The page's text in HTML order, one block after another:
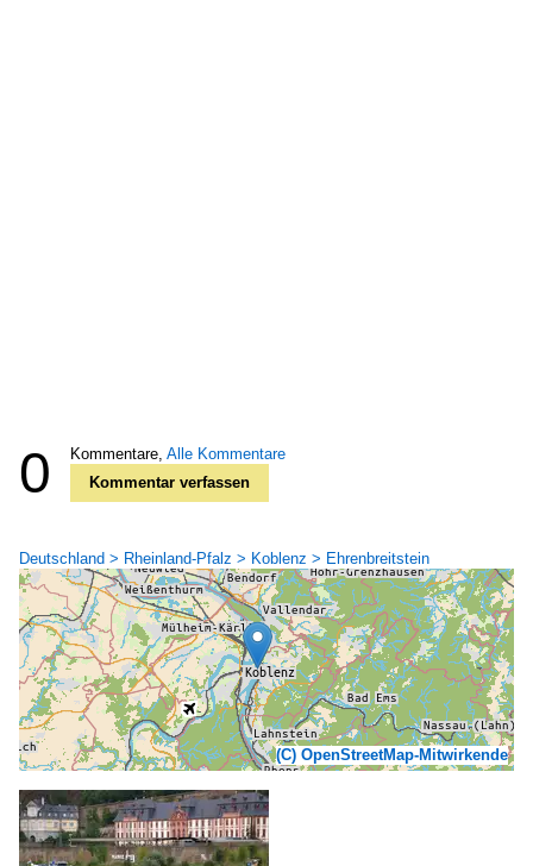
0 Kommentare, Alle Kommentare
Kommentar verfassen
Deutschland > Rheinland-Pfalz > Koblenz > Ehrenbreitstein
(C) OpenStreetMap-Mitwirkende